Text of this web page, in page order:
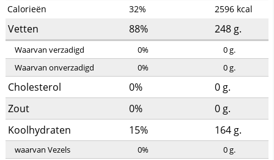
Calorieën 32% 2596 kcal
Vetten 88% 248 g.
Waarvan verzadigd 0% 0g.
Waarvan onverzadigd
0% 0g.
Cholesterol 0% 0 g.
Zout
0% 0 g.
Koolhydraten
15% 164 g.
waarvan Vezels 0% 0g.